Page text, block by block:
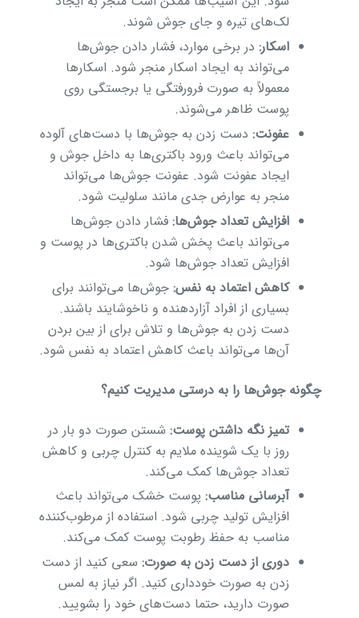
لک‌های تیره و جای جوش شوند.
اسکار:در برخی موارد، فشار دادن جوش‌ها
می‌تواند به ایجاد اسکار منجر شود. اسکارها
معمولاً به صورت فرورفتگی یا برجستگی روی
پوست ظاهر می‌شوند.
عفونت:دست زدن به جوش‌ها با دست‌های آلوده
می‌تواند باعث ورود باکتری‌ها به داخل جوش و
ایجاد عفونت شود. عفونت جوش‌ها می‌تواند
منجر به عوارض جدی مانند سلولیت شود.
افزایش تعداد جوش‌ها:فشار دادن جوش‌ها
می‌تواند باعث پخش شدن باکتری‌ها در پوست و
افزایش تعداد جوش‌ها شود.
کاهش اعتماد به نفس:جوش‌ها می‌توانند برای
بسیاری از افراد آزاردهنده و ناخوشایند باشند.
دست زدن به جوش‌ها و تلاش برای از بین بردن
آن‌ها می‌تواند باعث کاهش اعتماد به نفس شود.
چگونه جوش‌ها را به درستی مدیریت کنیم؟
تمیز نگه داشتن پوست:شستن صورت دو بار در
روز با یک شوینده ملایم به کنترل چربی و کاهش
تعداد جوش‌ها کمک می‌کند.
آبرسانی مناسب:پوست خشک می‌تواند باعث
افزایش تولید چربی شود. استفاده از مرطوب‌کننده
مناسب به حفظ رطوبت پوست کمک می‌کند.
دوری از دست زدن به صورت:سعی کنید از دست
زدن به صورت خودداری کنید. اگر نیاز به لمس
صورت دارید، حتما دست‌های خود را بشویید.